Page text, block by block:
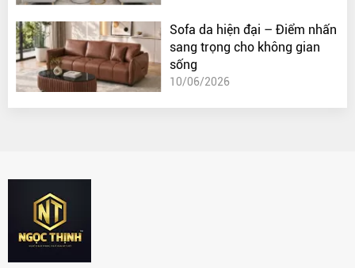
Sofa da hiện đại – Điểm nhấn
sang trọng cho không gian
sống
10/06/2026